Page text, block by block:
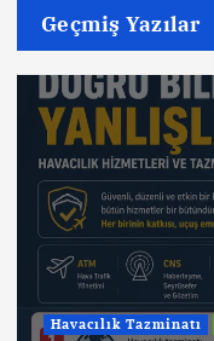
Geçmiş Yazılar
Havacılık Tazminatı